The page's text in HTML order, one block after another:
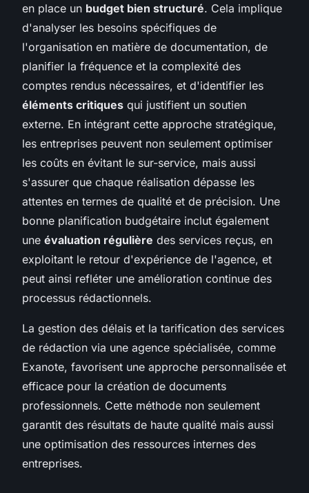
en place un budget bien structuré. Cela implique
d'analyser les besoins spécifiques de
l'organisation en matière de documentation, de
planifier la fréquence et la complexité des
comptes rendus nécessaires, et d'identifier les
éléments critiques qui justifient un soutien
externe. En intégrant cette approche stratégique,
les entreprises peuvent non seulement optimiser
les coûts en évitant le sur-service, mais aussi
s'assurer que chaque réalisation dépasse les
attentes en termes de qualité et de précision. Une
bonne planification budgétaire inclut également
une évaluation régulière des services reçus, en
exploitant le retour d'expérience de l'agence, et
peut ainsi refléter une amélioration continue des
processus rédactionnels.
La gestion des délais et la tarification des services
de rédaction via une agence spécialisée, comme
Exanote, favorisent une approche personnalisée et
efficace pour la création de documents
professionnels. Cette méthode non seulement
garantit des résultats de haute qualité mais aussi
une optimisation des ressources internes des
entreprises.